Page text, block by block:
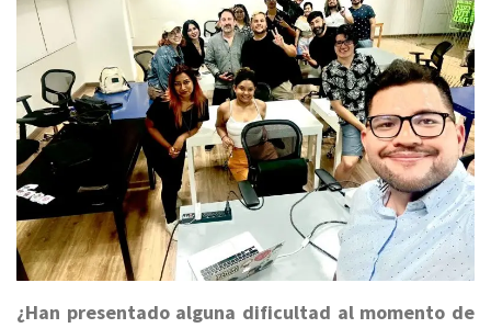
¿Han presentado alguna dificultad al momento de